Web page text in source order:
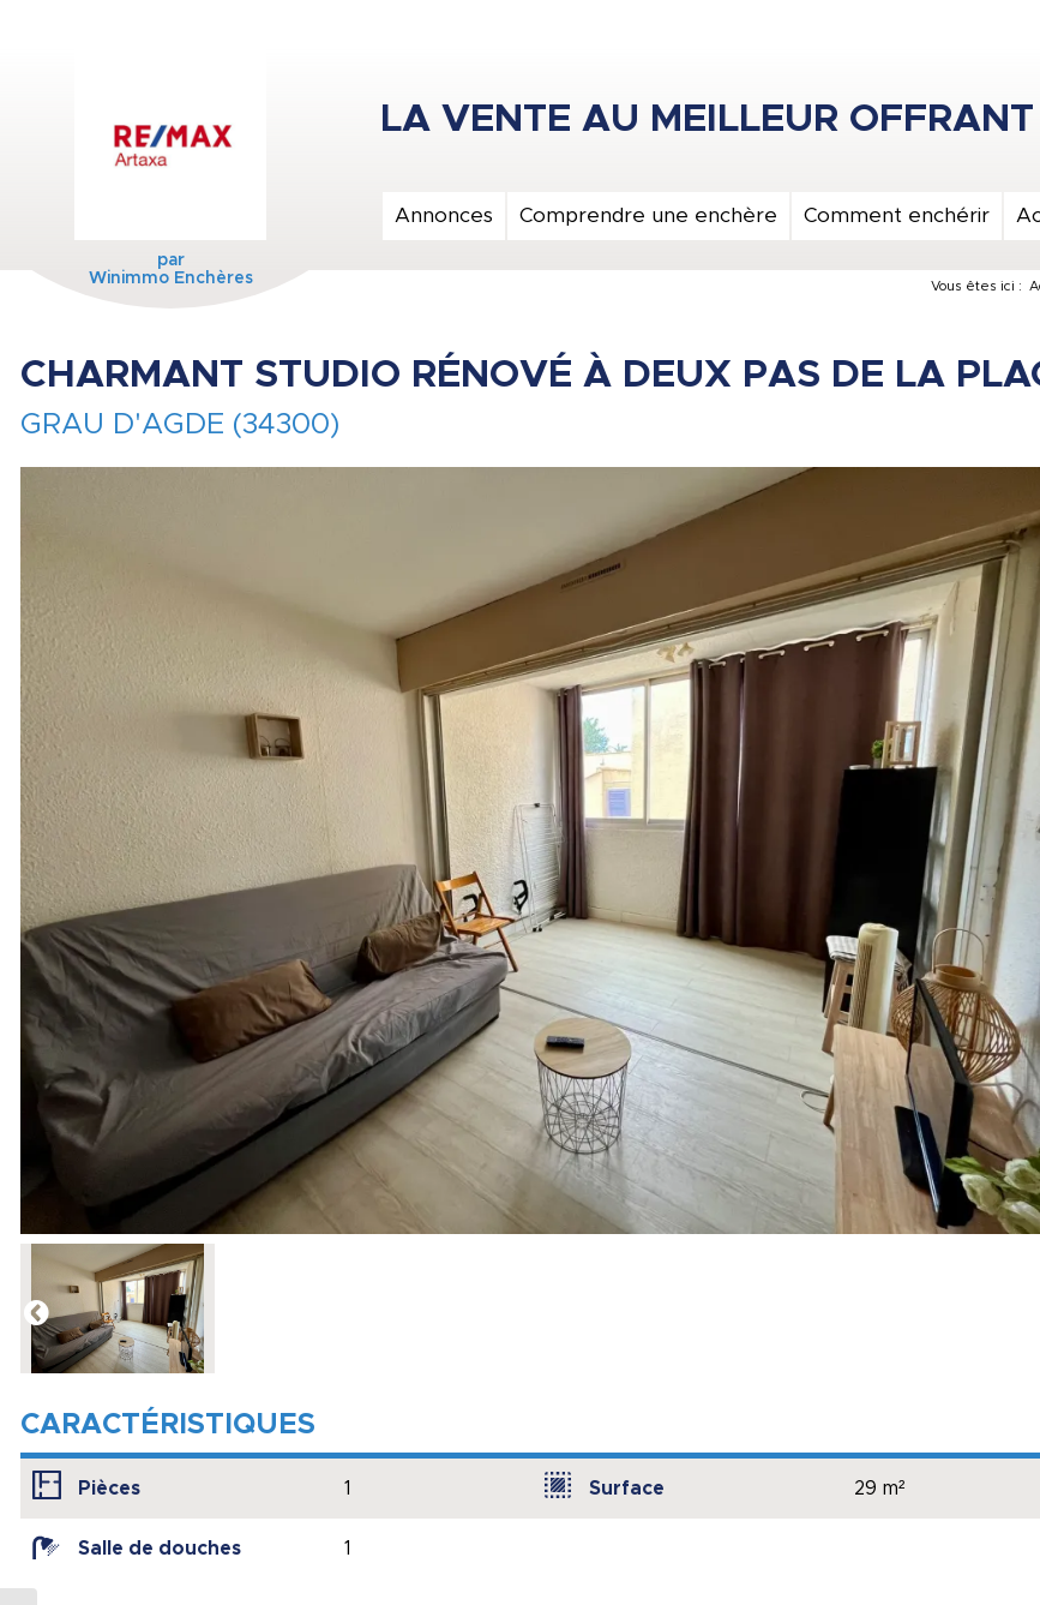
par
Winimmo Enchères
Annonces Comprendre une enchère Comment enchérir
Vous êtes ici :
CHARMANT STUDIO RÉNOVÉ À DEUX PAS DE LA
GRAU D'AGDE (34300)
CARACTÉRISTIQUES
Pièces 1
Salle de douches 1
Surface 29 m²